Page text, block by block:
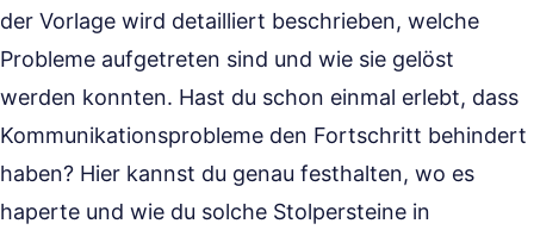
der Vorlage wird detailliert beschrieben, welche
Probleme aufgetreten sind und wie sie gelöst
werden konnten. Hast du schon einmal erlebt, dass
Kommunikationsprobleme den Fortschritt behindert
haben? Hier kannst du genau festhalten, wo es
haperte und wie du solche Stolpersteine in